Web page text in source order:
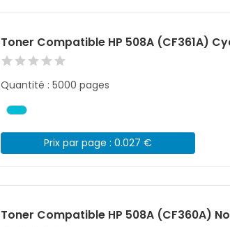
Toner Compatible HP 508A (CF361A)
Quantité : 5000 pages
Prix par page : 0.027 €
Toner Compatible HP 508A (CF360A)